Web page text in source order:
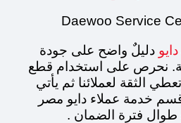
Daewoo Service
دليلٌ واضح على جودة
نحرص على استخدام قطع
الثقة لعملائنا ثم يأتي
خدمة عملاء دايو مصر
طوال فترة الضمان .